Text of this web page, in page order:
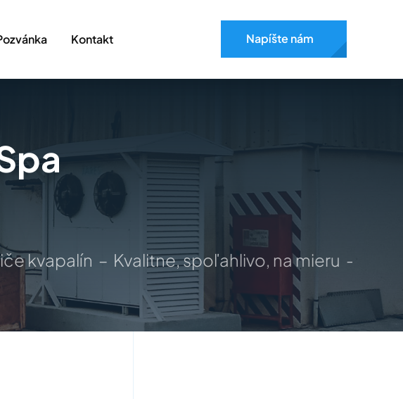
Kontakt Napíšte nám
kvapalín – Kvalitne, spoľahlivo, na mieru –